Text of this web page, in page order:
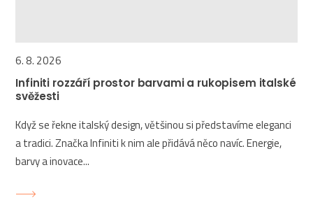
6. 8. 2026
Infiniti rozzáří prostor barvami a rukopisem italské
svěžesti
Když se řekne italský design, většinou si představíme eleganci
a tradici. Značka Infiniti k nim ale přidává něco navíc. Energie,
barvy a inovace...